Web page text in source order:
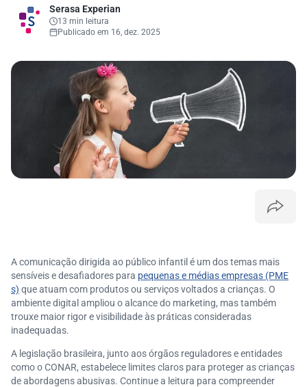
Serasa Experian
13 min leitura
Publicado em 16, dez. 2025
A comunicação dirigida ao público infantil é um dos temas mais
sensíveis e desafiadores para pequenas e médias empresas (PME
s) que atuam com produtos ou serviços voltados a crianças. O
ambiente digital ampliou o alcance do marketing, mas também
trouxe maior rigor e visibilidade às práticas consideradas
inadequadas.
A legislação brasileira, junto aos órgãos reguladores e entidades
como o CONAR, estabelece limites claros para proteger as crianças
de abordagens abusivas. Continue a leitura para compreender